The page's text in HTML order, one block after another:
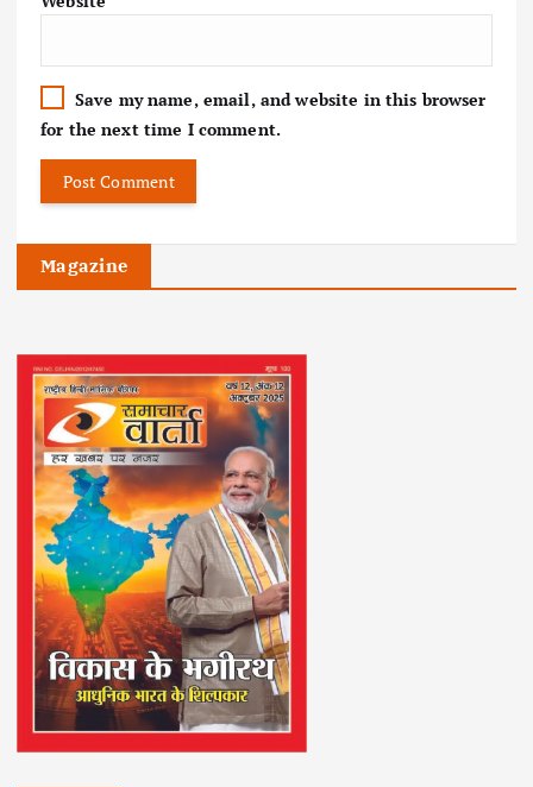
Save my name, email, and website in this browser
for the next time I comment.
Magazine